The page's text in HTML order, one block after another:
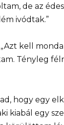
de az
ivódtak.”
„Azt kell
Tényleg
hogy egy
kiabál egy